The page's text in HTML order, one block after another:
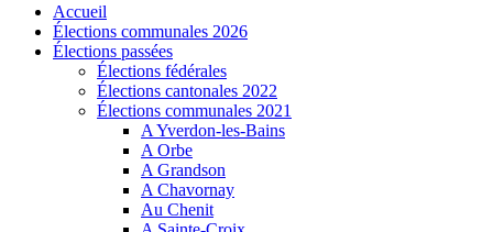
Accueil
Élections communales 2026
Élections passées
Élections fédérales
Élections cantonales 2022
Élections communales 2021
A Yverdon-les-Bains
A Orbe
A Grandson
A Chavornay
Au Chenit